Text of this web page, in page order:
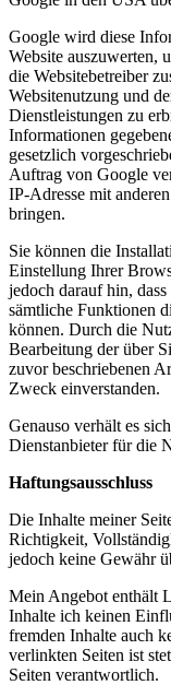
Google wird diese
Website auszuwerten,
die Websitebetreiber
Websitenutzung und
Dienstleistungen zu
Informationen
gesetzlich
Auftrag von Google
IP-Adresse mit
bringen.
Sie können die
Einstellung Ihrer
jedoch darauf hin,
sämtliche Funktionen
können. Durch die
Bearbeitung der über
zuvor beschriebenen
Zweck einverstanden.
Genauso verhält es
Dienstanbieter für die
Haftungsausschluss
Die Inhalte meiner
Richtigkeit,
jedoch keine Gewähr
Mein Angebot enthält
Inhalte ich keinen
fremden Inhalte auch
verlinkten Seiten ist
Seiten verantwortlich.